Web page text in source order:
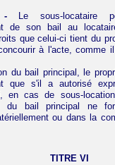
-Le sous-locataire
de son bail au
que celui-ci tient du
à l'acte, comme
du bail principal, le
que s'il a autorisé
en cas de sous-
du bail principal ne
ou dans la
TITRE VI